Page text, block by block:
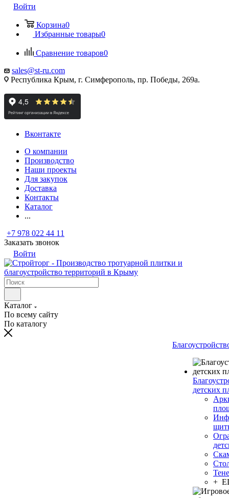
Войти
Корзина0
Избранные товары0
Сравнение товаров0
sales@st-ru.com
Республика Крым, г. Симферополь, пр. Победы, 269а.
Вконтакте
О компании
Производство
Наши проекты
Для закупок
Доставка
Контакты
Каталог
...
+7 978 022 44 11
Заказать звонок
Войти
Каталог
По всему сайту
По каталогу
детских
+